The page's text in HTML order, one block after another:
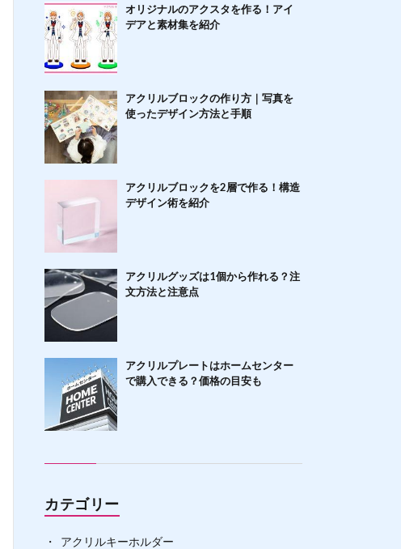
オリジナルのアクスタを作る！アイ
デアと素材集を紹介
アクリルブロックの作り方｜写真を
使ったデザイン方法と手順
アクリルブロックを2層で作る！構造
デザイン術を紹介
アクリルグッズは1個から作れる？注
文方法と注意点
アクリルプレートはホームセンター
で購入できる？価格の目安も
カテゴリー
アクリルキーホルダー